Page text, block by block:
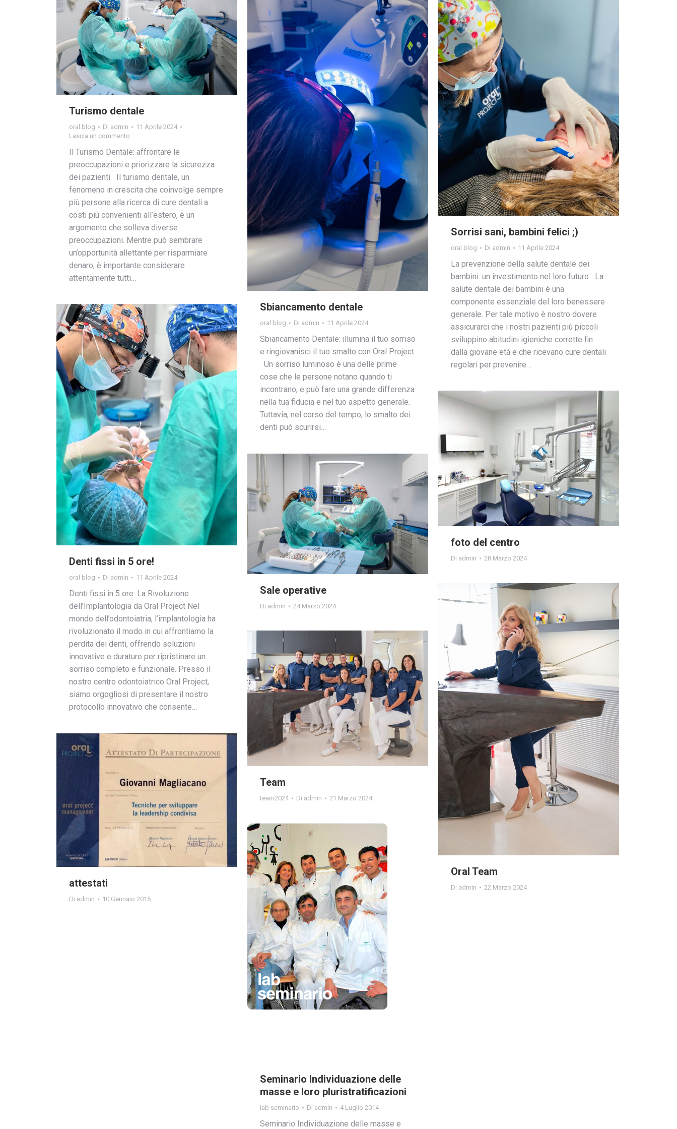
Turismo dentale
oral blog Di admin
11 Aprile 2024
Lascia un commento
Il Turismo Dentale: affrontare le
preoccupazioni e priorizzare la sicurezza
dei pazienti Il turismo dentale, un
fenomeno in crescita che coinvolge sempre
più persone alla ricerca di cure dentali a
costi più convenienti all’estero, è un
argomento che solleva diverse
preoccupazioni. Mentre può sembrare
un’opportunità allettante per risparmiare
denaro, è importante considerare
attentamente tutti…
Sbiancamento dentale
oral blog Di admin 11 Aprile 2024
Sbiancamento Dentale: illumina il tuo sorriso
e ringiovanisci il tuo smalto con Oral Project
Un sorriso luminoso è una delle prime
cose che le persone notano quando ti
incontrano, e può fare una grande differenza
nella tua fiducia e nel tuo aspetto generale.
Tuttavia, nel corso del tempo, lo smalto dei
denti può scurirsi…
Sorrisi sani, bambini felici ;)
oral blog Di admin 11 Aprile 2024
La prevenzione della salute dentale dei
bambini: un investimento nel loro futuro La
salute dentale dei bambini è una
componente essenziale del loro benessere
generale. Per tale motivo è nostro dovere
assicurarci che i nostri pazienti più piccoli
sviluppino abitudini igieniche corrette fin
dalla giovane età e che ricevano cure dentali
regolari per prevenire…
Denti fissi in 5 ore!
oral blog Di admin 11 Aprile 2024
Denti fissi in 5 ore: La Rivoluzione
dell’Implantologia da Oral Project Nel
mondo dell’odontoiatria, l’implantologia ha
rivoluzionato il modo in cui affrontiamo la
perdita dei denti, offrendo soluzioni
innovative e durature per ripristinare un
sorriso completo e funzionale. Presso il
nostro centro odontoiatrico Oral Project,
siamo orgogliosi di presentare il nostro
protocollo innovativo che consente…
foto del centro
Di admin 28 Marzo 2024
Sale operative
Di admin 24 Marzo 2024
Oral Team
Di admin 22 Marzo 2024
Team
team2024 Di admin 21 Marzo 2024
attestati
Di admin 10 Gennaio 2015
Seminario Individuazione delle
masse e loro pluristratificazioni
lab seminario Di admin 4 Luglio 2014
Seminario Individuazione delle masse e